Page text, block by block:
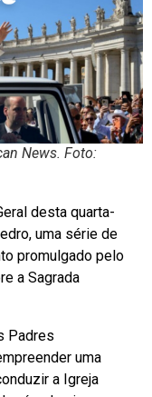
News. Foto:
desta quarta-
uma série de
promulgado pelo
a Sagrada
Padres
uma
a Igreja